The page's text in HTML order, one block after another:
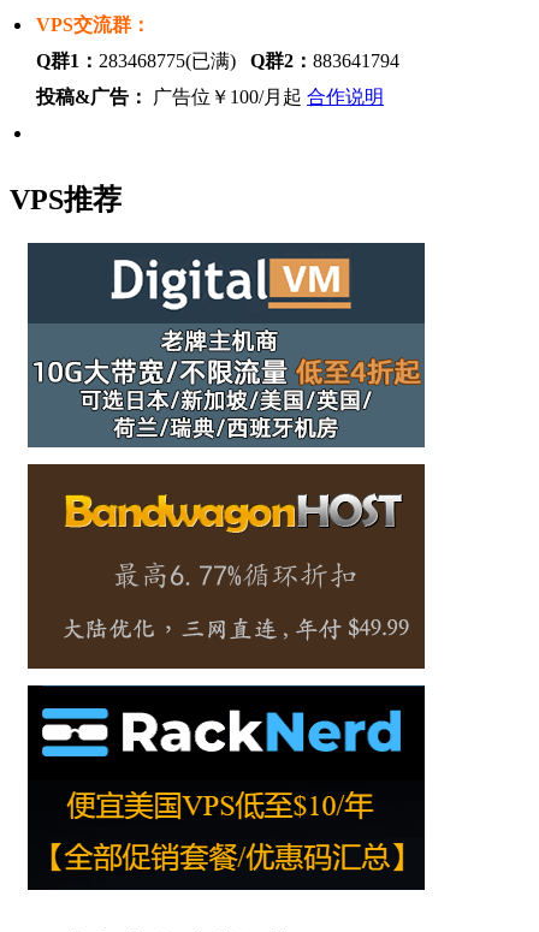
VPS交流群：
Q群1： 283468775(已满) Q群2： 883641794
投稿&广告：
广告位￥100/月起 合作说明
VPS推荐